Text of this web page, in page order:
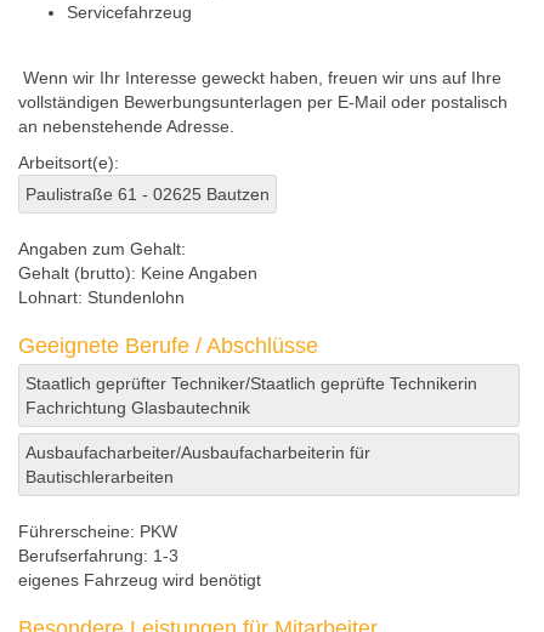
Servicefahrzeug
Wenn wir Ihr Interesse geweckt haben, freuen wir uns auf Ihre
vollständigen Bewerbungsunterlagen per E-Mail oder postalisch
an nebenstehende Adresse.
Arbeitsort(e):
Paulistraße 61 - 02625 Bautzen
Angaben zum Gehalt:
Gehalt (brutto): Keine Angaben
Lohnart: Stundenlohn
Geeignete Berufe / Abschlüsse
Staatlich geprüfter Techniker/Staatlich geprüfte Technikerin
Fachrichtung Glasbautechnik
Ausbaufacharbeiter/Ausbaufacharbeiterin für
Bautischlerarbeiten
Führerscheine: PKW
Berufserfahrung: 1-3
eigenes Fahrzeug wird benötigt